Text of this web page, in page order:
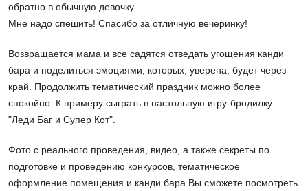
обратно в обычную девочку.
Мне надо спешить! Спасибо за отличную вечеринку!
Возвращается мама и все садятся отведать угощения канди
бара и поделиться эмоциями, которых, уверена, будет через
край. Продолжить тематический праздник можно более
спокойно. К примеру сыграть в настольную игру-бродилку
"Леди Баг и Супер Кот".
Фото с реального проведения, видео, а также секреты по
подготовке и проведению конкурсов, тематическое
оформление помещения и канди бара Вы cможете посмотреть